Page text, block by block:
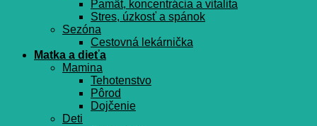
Pamät, koncentrácia a vitalita
Stres, úzkosť a spánok
Sezóna
Cestovná lekárnička
Matka a dieťa
Mamina
Tehotenstvo
Pôrod
Dojčenie
Deti